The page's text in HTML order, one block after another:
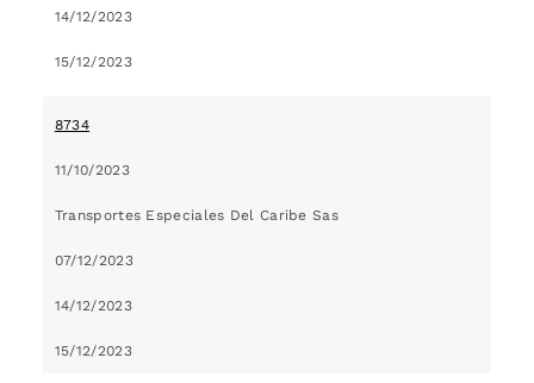
14/12/2023
15/12/2023
8734
11/10/2023
Transportes Especiales Del Caribe Sas
07/12/2023
14/12/2023
15/12/2023